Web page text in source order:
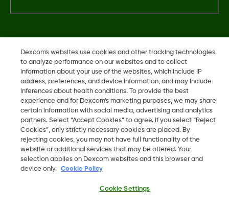
Dexcom, Dexcom Clarity, Dexcom Follow, Dexcom One,
Dexcom Share a Share jsou ochranné známky nebo
registrované ochranné známky ve Spojených státech a mohou
být registrovány v jiných zemích.
2026 Dexcom, Inc. Všechna práva vyhrazena.
Dexcom's websites use cookies and other tracking technologies
to analyze performance on our websites and to collect
information about your use of the websites, which include IP
address, preferences, and device information, and may include
inferences about health conditions. To provide the best
experience and for Dexcom’s marketing purposes, we may share
certain information with social media, advertising and analytics
partners. Select “Accept Cookies” to agree. If you select “Reject
Cookies”, only strictly necessary cookies are placed. By
rejecting cookies, you may not have full functionality of the
website or additional services that may be offered. Your
selection applies on Dexcom websites and this browser and
device only.
Cookie Policy
Cookie Settings